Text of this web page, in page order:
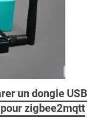
un dongle USB
zigbee2mqtt